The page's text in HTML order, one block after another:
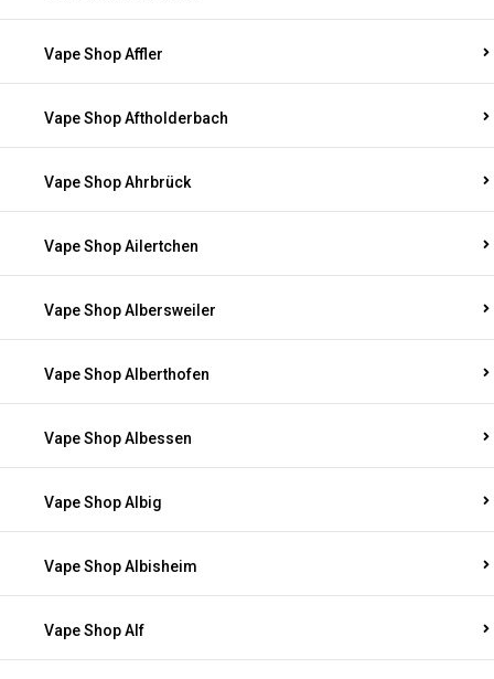
Vape Shop Affler
Vape Shop Aftholderbach
Vape Shop Ahrbrück
Vape Shop Ailertchen
Vape Shop Albersweiler
Vape Shop Alberthofen
Vape Shop Albessen
Vape Shop Albig
Vape Shop Albisheim
Vape Shop Alf